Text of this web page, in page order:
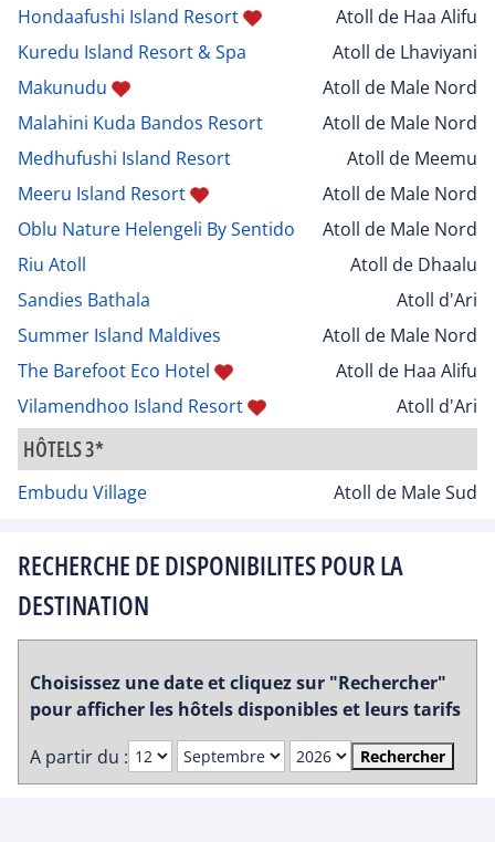
Hondaafushi Island Resort
Atoll de Haa Alifu
Kuredu Island Resort & Spa
Atoll de Lhaviyani
Makunudu
Atoll de Male Nord
Malahini Kuda Bandos Resort
Atoll de Male Nord
Medhufushi Island Resort
Atoll de Meemu
Meeru Island Resort
Atoll de Male Nord
Oblu Nature Helengeli By Sentido
Atoll de Male Nord
Riu Atoll
Atoll de Dhaalu
Sandies Bathala
Atoll d'Ari
Summer Island Maldives
Atoll de Male Nord
The Barefoot Eco Hotel
Atoll de Haa Alifu
Vilamendhoo Island Resort
Atoll d'Ari
HÔTELS 3*
Embudu Village Atoll de Male Sud
RECHERCHE DE DISPONIBILITES POUR LA
DESTINATION
Choisissez une date et cliquez sur "Rechercher"
pour afficher les hôtels disponibles et leurs tarifs
A partir du :
Rechercher